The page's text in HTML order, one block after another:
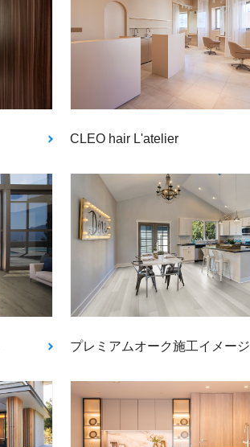
CLEO hair L'atelier
プレミアムオーク施工イメージ